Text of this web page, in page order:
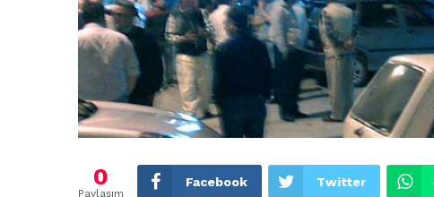
0
Paylaşım
Facebook Twitter